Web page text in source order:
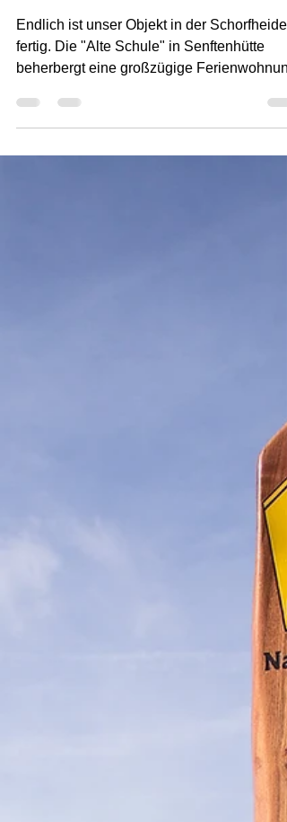
Alles NEU
Endlich ist unser Objekt in der Schorfheide
fertig. Die "Alte Schule" in Senftenhütte
beherbergt eine großzügige